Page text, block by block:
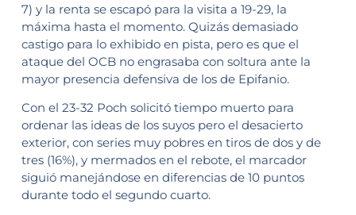
7) y la renta se escapó para la visita a 19-29, la
máxima hasta el momento. Quizás demasiado
castigo para lo exhibido en pista, pero es que el
ataque del OCB no engrasaba con soltura ante la
mayor presencia defensiva de los de Epifanio.
Con el 23-32 Poch solicitó tiempo muerto para
ordenar las ideas de los suyos pero el desacierto
exterior, con series muy pobres en tiros de dos y de
tres (16%), y mermados en el rebote, el marcador
siguió manejándose en diferencias de 10 puntos
durante todo el segundo cuarto.